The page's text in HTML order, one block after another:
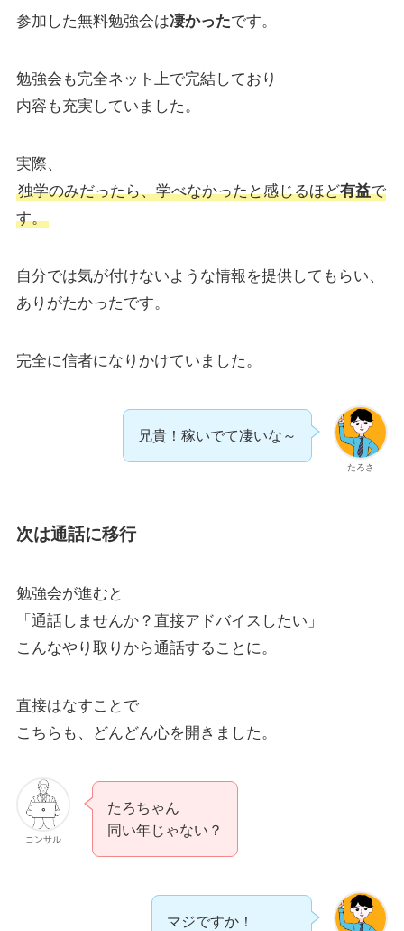
参加した無料勉強会は凄かったです。
勉強会も完全ネット上で完結しており
内容も充実していました。
実際、
独学のみだったら、学べなかったと感じるほど有益で
す。
自分では気が付けないような情報を提供してもらい、
ありがたかったです。
完全に信者になりかけていました。
たろさ
兄貴！稼いでて凄いな～
次は通話に移行
勉強会が進むと
「通話しませんか？直接アドバイスしたい」
こんなやり取りから通話することに。
直接はなすことで
こちらも、どんどん心を開きました。
コンサル
たろちゃん
同い年じゃない？
マジですか！